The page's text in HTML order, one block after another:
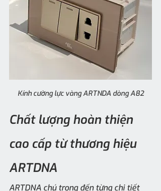
Kính cường lực vàng ARTNDA dòng A82
Chất lượng hoàn thiện
cao cấp từ thương hiệu
ARTDNA
ARTDNA chú trọng đến từng chi tiết